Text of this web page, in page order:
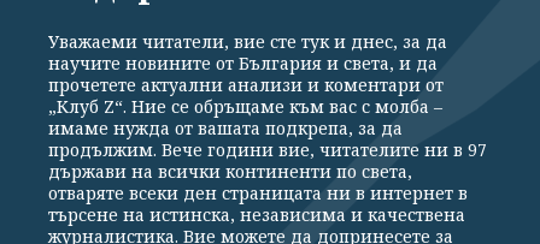
Общи условия
Политика за поверителност
Реклама
Партньори Контакти
За Клуб Z
Екип
Подкрепете ни
Уважаеми читатели, вие сте тук и днес, за да
научите новините от България и света, и да
прочетете актуални анализи и коментари от
„Клуб Z“. Ние се обръщаме към вас с молба –
имаме нужда от вашата подкрепа, за да
продължим. Вече години вие, читателите ни в 97
държави на всички континенти по света,
отваряте всеки ден страницата ни в интернет в
търсене на истинска, независима и качествена
журналистика. Вие можете да допринесете за